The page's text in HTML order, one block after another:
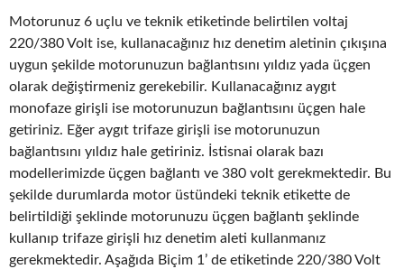
Motorunuz 6 uçlu ve teknik etiketinde belirtilen voltaj
220/380 Volt ise, kullanacağınız hız denetim aletinin çıkışına
uygun şekilde motorunuzun bağlantısını yıldız yada üçgen
olarak değiştirmeniz gerekebilir. Kullanacağınız aygıt
monofaze girişli ise motorunuzun bağlantısını üçgen hale
getiriniz. Eğer aygıt trifaze girişli ise motorunuzun
bağlantısını yıldız hale getiriniz. İstisnai olarak bazı
modellerimizde üçgen bağlantı ve 380 volt gerekmektedir. Bu
şekilde durumlarda motor üstündeki teknik etikette de
belirtildiği şeklinde motorunuzu üçgen bağlantı şeklinde
kullanıp trifaze girişli hız denetim aleti kullanmanız
gerekmektedir. Aşağıda Biçim 1’ de etiketinde 220/380 Volt